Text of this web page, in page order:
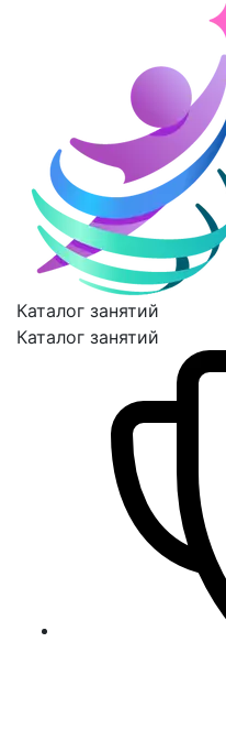
Каталог занятий
Каталог занятий